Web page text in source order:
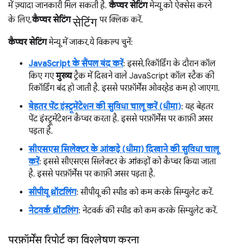
में ज़्यादा जानकारी मिल सकती है.कैप्चर सेटिंगमेन्यू को ऐक्सेस करने
के लिए,कैप्चर सेटिंग सेटिंग पर क्लिक करें.
कैप्चर सेटिंगमेन्यू में जाकर, ये विकल्प चुनें:
JavaScript के सैंपल बंद करें: इससे, रिकॉर्डिंग के दौरान कॉल
किए गएमुख्यट्रैक में दिखने वाले JavaScript कॉल स्टैक की
रिकॉर्डिंग बंद हो जाती है. इससे परफ़ॉर्मेंस ओवरहेड कम हो जाएगा.
बेहतर पेंट इंस्ट्रूमेंटेशन की सुविधा चालू करें (धीमा): यह बेहतर
पेंट इंस्ट्रूमेंटेशन कैप्चर करता है. इससे परफ़ॉर्मेंस पर काफ़ी असर
पड़ता है.
सीएसएस सिलेक्टर के आंकड़े (धीमा) दिखाने की सुविधा चालू
करें: इससे सीएसएस सिलेक्टर के आंकड़ों को कैप्चर किया जाता
है. इससे परफ़ॉर्मेंस पर काफ़ी असर पड़ता है.
सीपीयू थ्रॉटलिंग: सीपीयू की स्पीड को कम करके सिम्युलेट करें.
नेटवर्क थ्रॉटलिंग: नेटवर्क की स्पीड को कम करके सिम्युलेट करें.
परफ़ॉर्मेंस रिपोर्ट का विश्लेषण करना